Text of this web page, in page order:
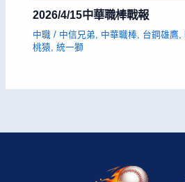
2026/4/15中華職棒戰報
中職 / 中信兄弟 中華職棒 台鋼雄鷹
桃猿 ,統一獅